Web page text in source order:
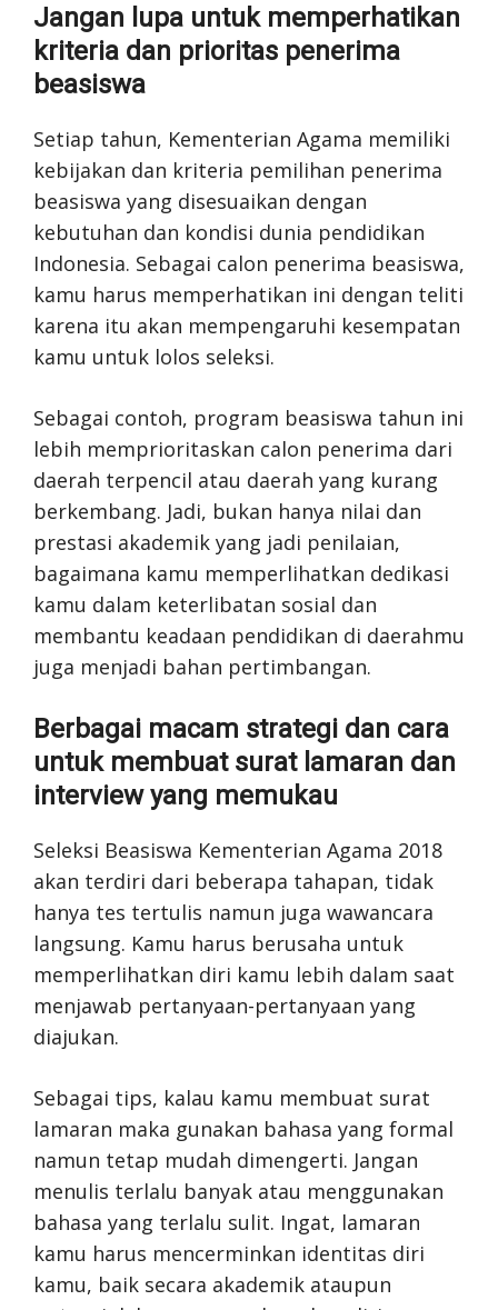
Jangan lupa untuk memperhatikan
kriteria dan prioritas penerima
beasiswa
Setiap tahun, Kementerian Agama memiliki
kebijakan dan kriteria pemilihan penerima
beasiswa yang disesuaikan dengan
kebutuhan dan kondisi dunia pendidikan
Indonesia. Sebagai calon penerima beasiswa,
kamu harus memperhatikan ini dengan teliti
karena itu akan mempengaruhi kesempatan
kamu untuk lolos seleksi.
Sebagai contoh, program beasiswa tahun ini
lebih memprioritaskan calon penerima dari
daerah terpencil atau daerah yang kurang
berkembang. Jadi, bukan hanya nilai dan
prestasi akademik yang jadi penilaian,
bagaimana kamu memperlihatkan dedikasi
kamu dalam keterlibatan sosial dan
membantu keadaan pendidikan di daerahmu
juga menjadi bahan pertimbangan.
Berbagai macam strategi dan cara
untuk membuat surat lamaran dan
interview yang memukau
Seleksi Beasiswa Kementerian Agama 2018
akan terdiri dari beberapa tahapan, tidak
hanya tes tertulis namun juga wawancara
langsung. Kamu harus berusaha untuk
memperlihatkan diri kamu lebih dalam saat
menjawab pertanyaan-pertanyaan yang
diajukan.
Sebagai tips, kalau kamu membuat surat
lamaran maka gunakan bahasa yang formal
namun tetap mudah dimengerti. Jangan
menulis terlalu banyak atau menggunakan
bahasa yang terlalu sulit. Ingat, lamaran
kamu harus mencerminkan identitas diri
kamu, baik secara akademik ataupun